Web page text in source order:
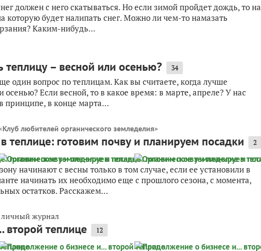
должен с него скатываться. Но если зимой пройдет дождь, то на
которую будет налипать снег. Можно ли чем-то намазать
Каким-нибудь...
теплицу – весной или осенью? 34
один вопрос по теплицам. Как вы считаете, когда лучше
осенью? Если весной, то в какое время: в марте, апреле? У нас
принципе, в конце марта...
Клуб любителей органического земледелия»
теплице: готовим почву и планируем посадки 2
начинают с весны только в том случае, если ее установили в
начинать их необходимо еще с прошлого сезона, с момента,
остатков. Расскажем...
личный журнал
второй теплице 12